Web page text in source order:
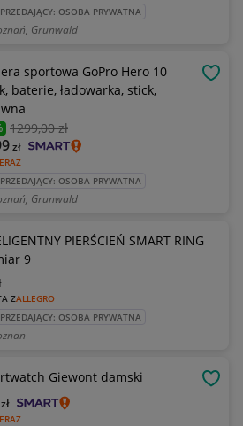
OSOBA PRYWATNA
Grunwald
sportowa GoPro Hero 10
baterie, ładowarka, stick,
1299,00 zł
zł
OSOBA PRYWATNA
Grunwald
PIERŚCIEŃ SMART RING
9
ZALLEGRO
OSOBA PRYWATNA
Giewont damski
zł